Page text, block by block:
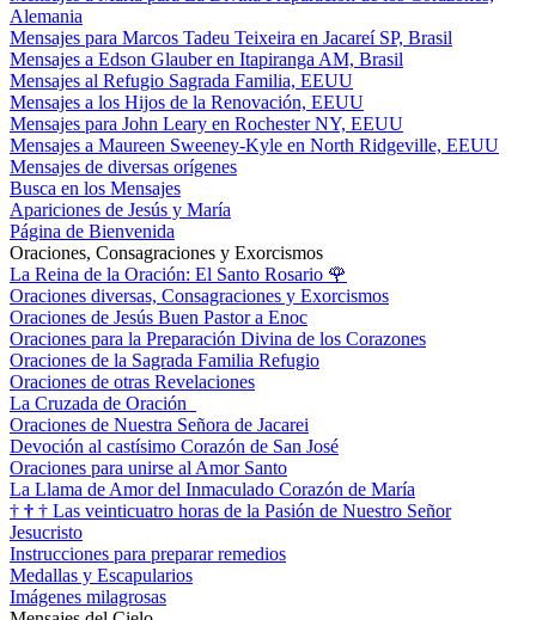
Alemania
Mensajes para Marcos Tadeu Teixeira en Jacareí SP, Brasil
Mensajes a Edson Glauber en Itapiranga AM, Brasil
Mensajes al Refugio Sagrada Familia, EEUU
Mensajes a los Hijos de la Renovación, EEUU
Mensajes para John Leary en Rochester NY, EEUU
Mensajes a Maureen Sweeney-Kyle en North Ridgeville, EEUU
Mensajes de diversas orígenes
Busca en los Mensajes
Apariciones de Jesús y María
Página de Bienvenida
Oraciones, Consagraciones y Exorcismos
La Reina de la Oración: El Santo Rosario 🌹
Oraciones diversas, Consagraciones y Exorcismos
Oraciones de Jesús Buen Pastor a Enoc
Oraciones para la Preparación Divina de los Corazones
Oraciones de la Sagrada Familia Refugio
Oraciones de otras Revelaciones
La Cruzada de Oración
Oraciones de Nuestra Señora de Jacarei
Devoción al castísimo Corazón de San José
Oraciones para unirse al Amor Santo
La Llama de Amor del Inmaculado Corazón de María
† † † Las veinticuatro horas de la Pasión de Nuestro Señor
Jesucristo
Instrucciones para preparar remedios
Medallas y Escapularios
Imágenes milagrosas